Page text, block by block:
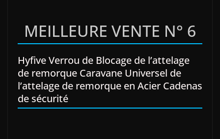
MEILLEURE VENTE N° 6
Hyfive Verrou de Blocage de l’attelage
de remorque Caravane Universel de
l’attelage de remorque en Acier Cadenas
de sécurité